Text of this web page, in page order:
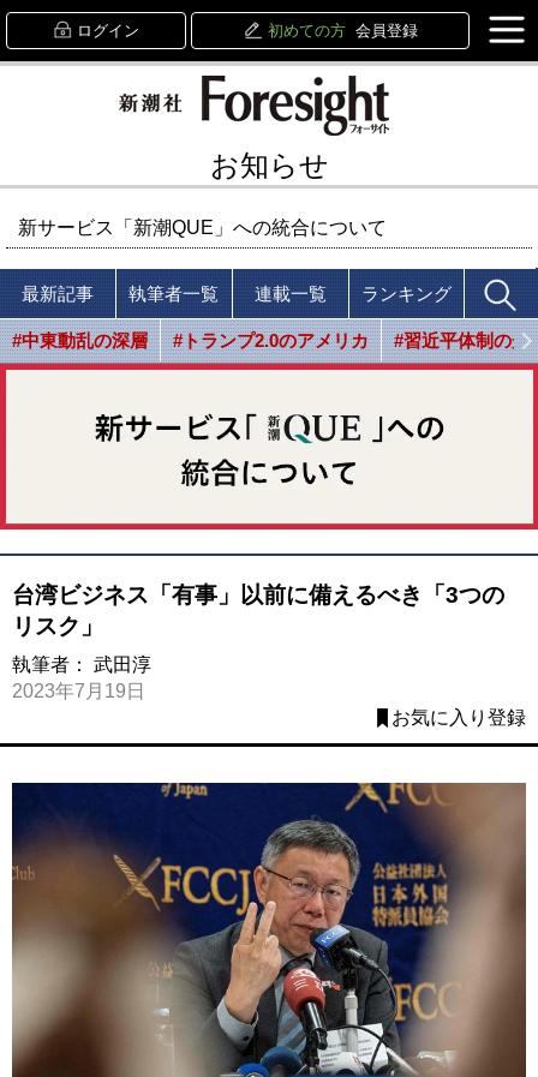
ログイン 初めての方 会員登録
お知らせ
新サービス「新潮QUE」への統合について
最新記事 執筆者一覧 連載一覧 ランキング
#中東動乱の深層 #トランプ2.0のアメリカ #習近平体制の光
台湾ビジネス「有事」以前に備えるべき「3つの
リスク」
執筆者： 武田淳
2023年7月19日
お気に入り登録